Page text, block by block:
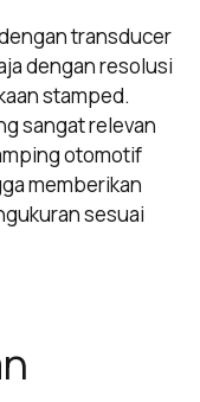
transducer
dengan resolusi
stamped.
sangat relevan
otomotif
memberikan
sesuai